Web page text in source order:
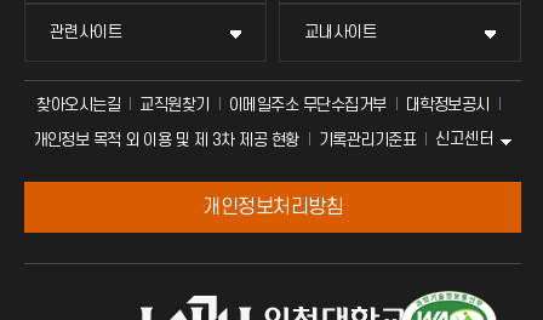
관련사이트 교내사이트
찾아오시는길 교직원찾기 이메일주소 무단수집거부
대학정보공시
개인정보 목적 외 이용 및 제 3차 제공 현황
기록관리기준표 신고센터
개인정보처리방침